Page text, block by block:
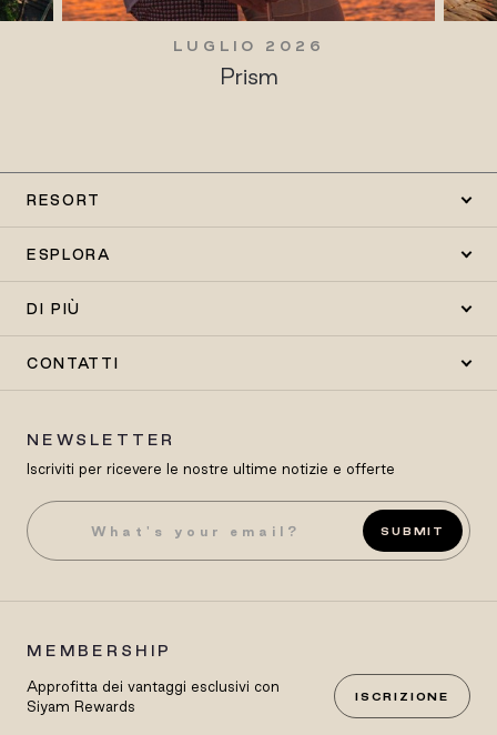
LUGLIO 2026
Prism
RESORT
ESPLORA
DI PIÙ
CONTATTI
NEWSLETTER
Iscriviti per ricevere le nostre ultime notizie e offerte
SUBMIT
MEMBERSHIP
Approfitta dei vantaggi esclusivi con
Siyam Rewards
ISCRIZIONE